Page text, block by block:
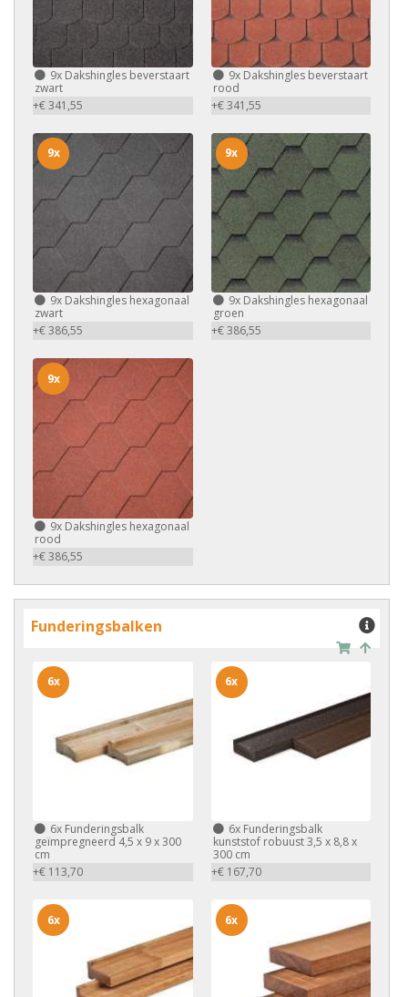
9x Dakshingles beverstaart
zwart
+€ 341,55
9xDakshingles beverstaart
rood
+€ 341,55
9x Dakshingles hexagonaal
zwart
+€ 386,55
9x
9xDakshingles hexagonaal
groen
+€ 386,55
9x
9x Dakshingles hexagonaal
rood
+€ 386,55
9x
Funderingsbalken
6x Funderingsbalk
geïmpregneerd 4,5 x 9 x 300
cm
+€ 113,70
6x
6xFunderingsbalk
kunststof robuust 3,5 x 8,8 x
300 cm
+€ 167,70
6x
6x 6x